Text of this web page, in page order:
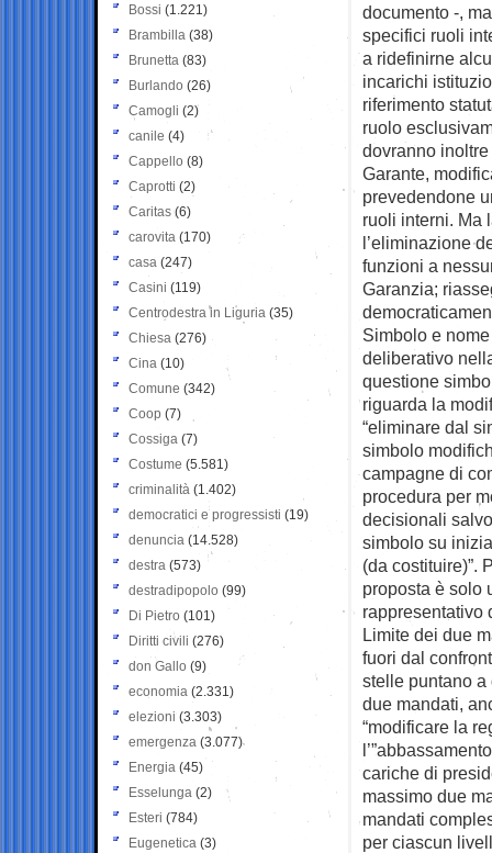
documento -,
specifici ruoli
a ridefinirne
incarichi
riferimento
ruolo
dovranno
Garante,
prevedendone
ruoli interni. Ma
l’eliminazione
funzioni a
Garanzia;
Simbolo e
deliberativo
questione
riguarda la
“eliminare dal
simbolo
campagne di
procedura per
decisionali
simbolo su
(da costituire)”.
proposta è solo
rappresentativo
Limite dei due
fuori dal
stelle puntano
due mandati,
“modificare la
cariche di
massimo due
mandati
per ciascun
Bossi (1.221)
Brambilla (38)
Brunetta (83)
Burlando (26)
Camogli (2)
canile (4)
Cappello (8)
Caprotti (2)
Caritas (6)
carovita (170)
casa (247)
Casini (119)
Centrodestra in Liguria (35)
Chiesa (276)
Cina (10)
Comune (342)
Coop (7)
Cossiga (7)
Costume (5.581)
criminalità (1.402)
democratici e progressisti (19)
denuncia (14.528)
destra (573)
destradipopolo (99)
Di Pietro (101)
Diritti civili (276)
don Gallo (9)
economia (2.331)
elezioni (3.303)
emergenza (3.077)
Energia (45)
Esselunga (2)
Esteri (784)
Eugenetica (3)